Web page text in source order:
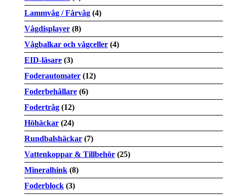
Lammvåg / Fårvåg (4)
Vågdisplayer (8)
Vågbalkar och vågceller (4)
EID-läsare (3)
Foderautomater (12)
Foderbehållare (6)
Fodertråg (12)
Höhäckar (24)
Rundbalshäckar (7)
Vattenkoppar & Tillbehör (25)
Mineralhink (8)
Foderblock (3)